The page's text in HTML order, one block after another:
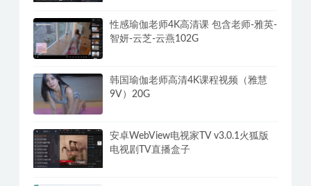
性感瑜伽老师4K高清课 包含老师-雅英-
智妍-云芝-云燕102G
韩国瑜伽老师高清4K课程视频（雅慧
9V）20G
安卓WebView电视家TV v3.0.1火狐版
电视剧TV直播盒子